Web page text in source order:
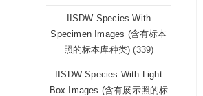
IISDW Species With
Specimen Images (含有标本
照的标本库种类) (339)
IISDW Species With Light
Box Images (含有展示照的标